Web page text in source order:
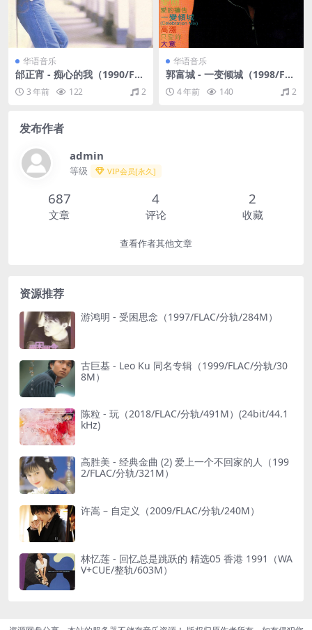
华语音乐
邰正宵 - 痴心的我（1990/FL
AC/分轨/250M）
3 年前 122 2
华语音乐
郭富城 - 一变倾城（1998/FL
AC/分轨/287M）
4 年前 140 2
发布作者
admin
等级 VIP会员[永久]
687
文章
4
评论
2
收藏
查看作者其他文章
资源推荐
游鸿明 - 受困思念（1997/FLAC/分轨/284M）
古巨基 - Leo Ku 同名专辑（1999/FLAC/分轨/30
8M）
陈粒 - 玩（2018/FLAC/分轨/491M）(24bit/44.1
kHz)
高胜美 - 经典金曲 (2) 爱上一个不回家的人（199
2/FLAC/分轨/321M）
许嵩 – 自定义（2009/FLAC/分轨/240M）
林忆莲 - 回忆总是跳跃的 精选05 香港 1991（WA
V+CUE/整轨/603M）